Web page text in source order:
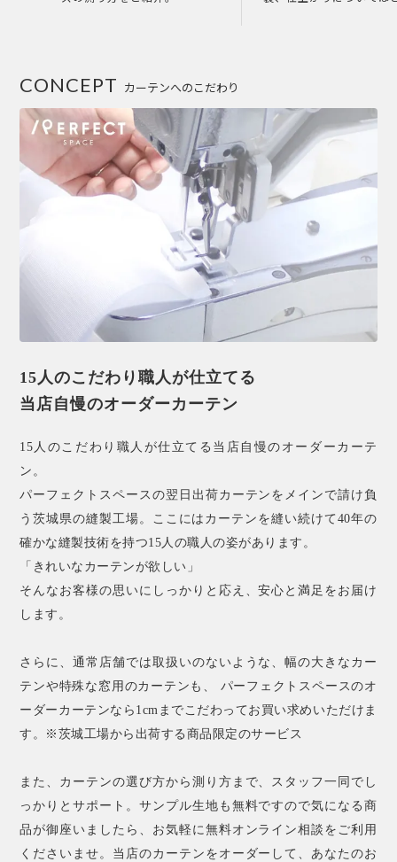
カーテンへのこだわり
CONCEPT
15人のこだわり職人が仕立てる
当店自慢のオーダーカーテン
15人のこだわり職人が仕立てる当店自慢のオーダーカーテ
ン。
パーフェクトスペースの翌日出荷カーテンをメインで請け負
う茨城県の縫製工場。ここにはカーテンを縫い続けて40年の
確かな縫製技術を持つ15人の職人の姿があります。
「きれいなカーテンが欲しい」
そんなお客様の思いにしっかりと応え、安心と満足をお届け
します。
さらに、通常店舗では取扱いのないような、幅の大きなカー
テンや特殊な窓用のカーテンも、 パーフェクトスペースのオ
ーダーカーテンなら1cmまでこだわってお買い求めいただけま
す。※茨城工場から出荷する商品限定のサービス
また、カーテンの選び方から測り方まで、スタッフ一同でし
っかりとサポート。サンプル生地も無料ですので気になる商
品が御座いましたら、お気軽に無料オンライン相談をご利用
くださいませ。当店のカーテンをオーダーして、あなたのお